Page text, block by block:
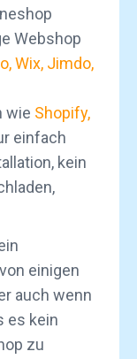
Webshop
Wix, Jimdo,
wie Shopify,
einfach
kein
einigen
auch wenn
es kein
zu